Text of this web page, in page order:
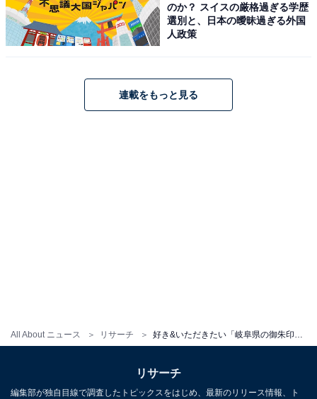
All About ニュース リサーチ 好き&いただきたい「岐阜県の御朱印」ランキング！ 2位「伊奈波神社」を抑えた1位は？ 【2025年調査】
のか？ スイスの厳格過ぎる学歴
選別と、日本の曖昧過ぎる外国
人政策
連載をもっと見る
リサーチ
編集部が独自目線で調査したトピックスをはじめ、最新のリリース情報、ト